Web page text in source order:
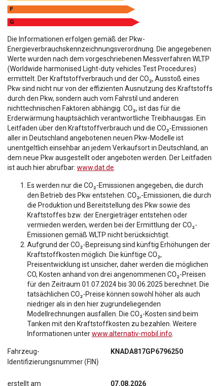
F
G
Die Informationen erfolgen gemäß der Pkw-
Energieverbrauchskennzeichnungsverordnung. Die angegebenen
Werte wurden nach dem vorgeschriebenen Messverfahren WLTP
(Worldwide harmonised Light-duty vehicles Test Procedures)
ermittelt. Der Kraftstoffverbrauch und der CO₂, Ausstoß eines
Pkw sind nicht nur von der effizienten Ausnutzung des Kraftstoffs
durch den Pkw, sondern auch vom Fahrstil und anderen
nichttechnischen Faktoren abhängig. CO₂, ist das für die
Erderwärmung hauptsächlich verantwortliche Treibhausgas. Ein
Leitfaden über den Kraftstoffverbrauch und die CO₂-Emissionen
aller in Deutschland angebotenen neuen Pkw-Modelle ist
unentgeltlich einsehbar an jedem Verkaufsort in Deutschland, an
dem neue Pkw ausgestellt oder angeboten werden. Der Leitfaden
ist auch hier abrufbar: www.dat.de.
Es werden nur die CO₂-Emissionen angegeben, die durch
den Betrieb des Pkw entstehen. CO₂,-Emissionen, die durch
die Produktion und Bereitstellung des Pkw sowie des
Kraftstoffes bzw. der Energieträger entstehen oder
vermieden werden, werden bei der Ermittlung der CO₂-
Emissionen gemäß WLTP nicht berücksichtigt.
Aufgrund der CO₂-Bepreisung sind künftig Erhöhungen der
Kraftstoffkosten möglich. Die künftige CO₂,
Preisentwicklung ist unsicher, daher werden die möglichen
CO, Kosten anhand von drei angenommenen CO₂-Preisen
für den Zeitraum 01.07.2024 bis 30.06.2025 berechnet. Die
tatsächlichen CO₂-Preise können sowohl höher als auch
niedriger als in den hier zugrundeliegenden
Modellrechnungen ausfallen. Die CO₂-Kosten sind beim
Tanken mit den Kraftstoffkosten zu bezahlen. Weitere
Informationen unterwww.alternativ-mobil.info.
Fahrzeug-
Identifizierungsnummer (FIN)
KNADA817GP6796250
erstellt am 07.08.2026